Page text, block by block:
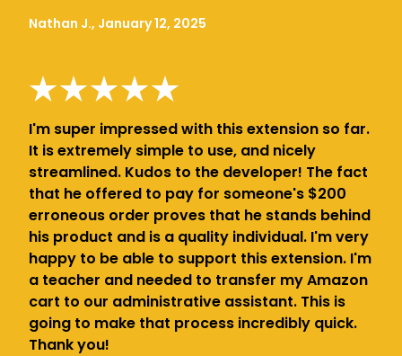
Nathan J., January 12, 2025
I'm super impressed with this extension so far.
It is extremely simple to use, and nicely
streamlined. Kudos to the developer! The fact
that he offered to pay for someone's $200
erroneous order proves that he stands behind
his product and is a quality individual. I'm very
happy to be able to support this extension. I'm
a teacher and needed to transfer my Amazon
cart to our administrative assistant. This is
going to make that process incredibly quick.
Thank you!